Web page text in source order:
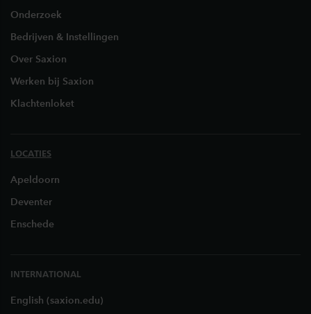
Onderzoek
Bedrijven & Instellingen
Over Saxion
Werken bij Saxion
Klachtenloket
LOCATIES
Apeldoorn
Deventer
Enschede
INTERNATIONAL
English (saxion.edu)